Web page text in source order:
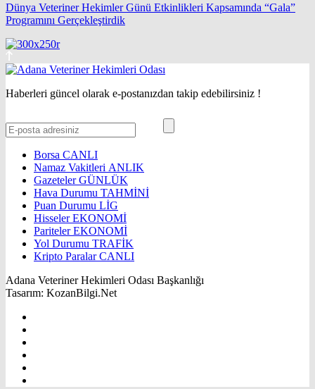
Dünya Veteriner Hekimler Günü Etkinlikleri Kapsamında “Gala”
Programını Gerçekleştirdik
Haberleri güncel olarak e-postanızdan takip edebilirsiniz !
Borsa CANLI
Namaz Vakitleri ANLIK
GazetelerGÜNLÜK
Hava Durumu TAHMİNİ
Puan Durumu LİG
HisselerEKONOMİ
ParitelerEKONOMİ
Yol Durumu TRAFİK
Kripto ParalarCANLI
Adana Veteriner Hekimleri Odası Başkanlığı
Tasarım: KozanBilgi.Net